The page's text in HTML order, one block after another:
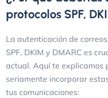
protocolos SPF,
La autenticación de
SPF, DKIM y DMARC es
actual. Aquí te explicamos
seriamente incorporar
tus comunicaciones: